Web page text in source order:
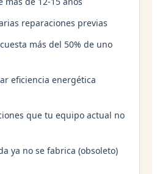
reparaciones previas
más del 50% de uno
eficiencia energética
que tu equipo actual no
ya no se fabrica (obsoleto)